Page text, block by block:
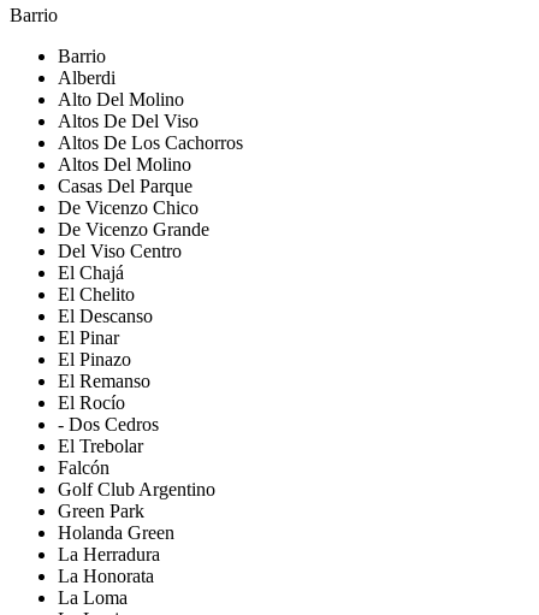
Barrio
Barrio
Alberdi
Alto Del Molino
Altos De Del Viso
Altos De Los Cachorros
Altos Del Molino
Casas Del Parque
De Vicenzo Chico
De Vicenzo Grande
Del Viso Centro
El Chajá
El Chelito
El Descanso
El Pinar
El Pinazo
El Remanso
El Rocío
- Dos Cedros
El Trebolar
Falcón
Golf Club Argentino
Green Park
Holanda Green
La Herradura
La Honorata
La Loma